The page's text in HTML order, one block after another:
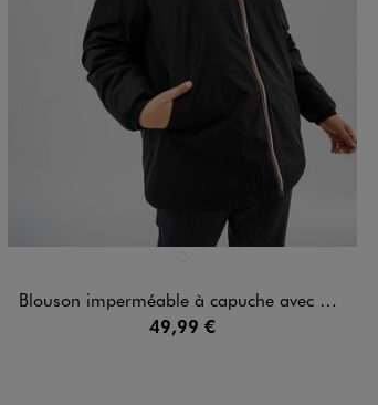
Blouson imperméable à capuche avec doublure chaude femme grande taille
49,99 €